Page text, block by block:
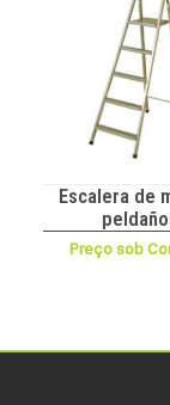
Escalera de
Preço sob